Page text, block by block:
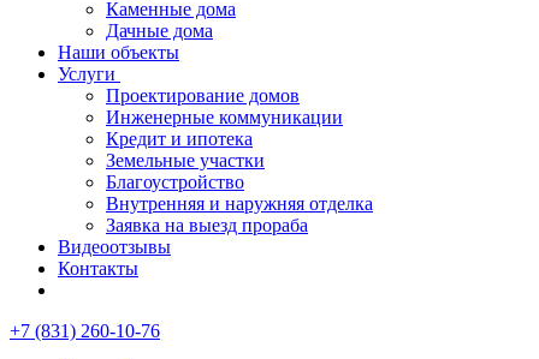
Каменные дома
Дачные дома
Наши объекты
Услуги
Проектирование домов
Инженерные коммуникации
Кредит и ипотека
Земельные участки
Благоустройство
Внутренняя и наружняя отделка
Заявка на выезд прораба
Видеоотзывы
Контакты
+7 (831) 260-10-76